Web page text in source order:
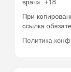
врач». +18.
При
ссылка
Политика